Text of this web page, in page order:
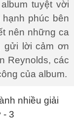
tuyệt vời
hạnh phúc bên
nên những ca
gửi lời cảm ơn
Reynolds, các
của album.